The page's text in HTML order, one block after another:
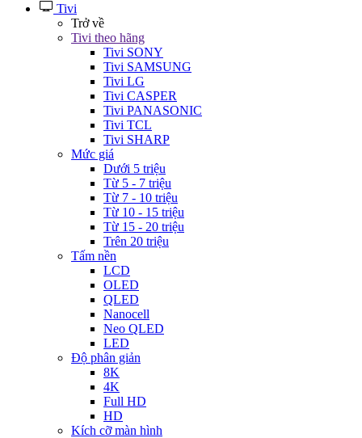
Tivi
Trở về
Tivi theo hãng
Tivi SONY
Tivi SAMSUNG
Tivi LG
Tivi CASPER
Tivi PANASONIC
Tivi TCL
Tivi SHARP
Mức giá
Dưới 5 triệu
Từ 5 - 7 triệu
Từ 7 - 10 triệu
Từ 10 - 15 triệu
Từ 15 - 20 triệu
Trên 20 triệu
Tấm nền
LCD
OLED
QLED
Nanocell
Neo QLED
LED
Độ phân giản
8K
4K
Full HD
HD
Kích cỡ màn hình